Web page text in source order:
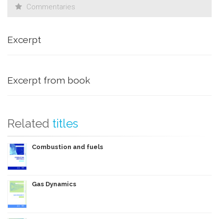
Commentaries
Excerpt
Excerpt from book
Related titles
Combustion and fuels
Gas Dynamics